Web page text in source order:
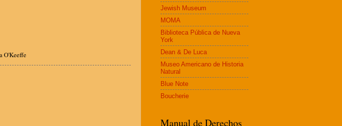
O'Keeffe
Jewish Museum
MOMA
Biblioteca Pública de Nueva
York
Dean & De Luca
Museo Americano de Historia
Natural
Blue Note
Boucherie
Manual de Derechos